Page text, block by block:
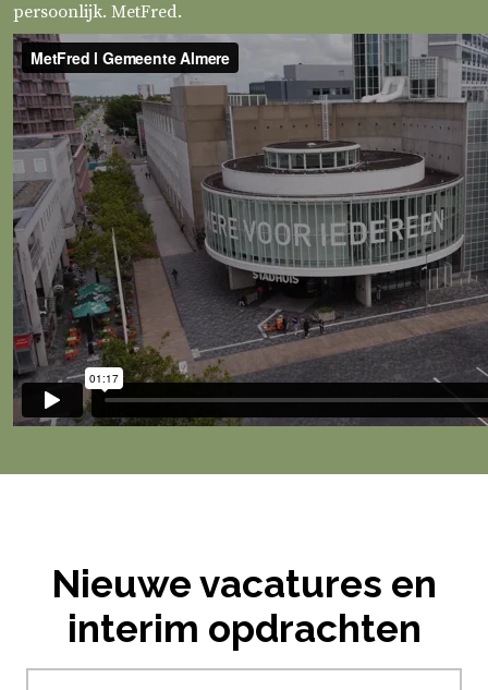
persoonlijk. MetFred.
Nieuwe vacatures en
interim opdrachten